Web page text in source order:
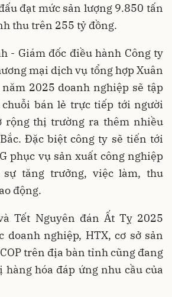
đạt mức sản lượng 9.850 tấn
thu trên 255 tỷ đồng.
- Giám đốc điều hành Công ty
mại dịch vụ tổng hợp Xuân
2025 doanh nghiệp sẽ tập
bán lẻ trực tiếp tới người
rộng thị trường ra thêm nhiều
Đặc biệt công ty sẽ tiến tới
phục vụ sản xuất công nghiệp
sự tăng trưởng, việc làm, thu
động.
Tết Nguyên đán Ất Tỵ 2025
doanh nghiệp, HTX, cơ sở sản
trên địa bàn tỉnh cũng đang
hàng hóa đáp ứng nhu cầu của